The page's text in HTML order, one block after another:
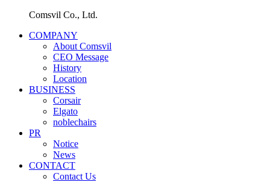
Comsvil Co., Ltd.
COMPANY
About Comsvil
CEO Message
History
Location
BUSINESS
Corsair
Elgato
noblechairs
PR
Notice
News
CONTACT
Contact Us